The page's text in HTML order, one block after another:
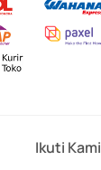
Ikuti Kami